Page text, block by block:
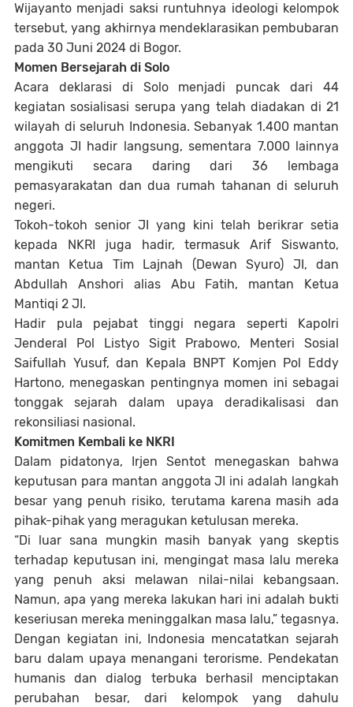
Wijayanto menjadi saksi runtuhnya ideologi kelompok
tersebut, yang akhirnya mendeklarasikan pembubaran
pada 30 Juni 2024 di Bogor.
Momen Bersejarah di Solo
Acara deklarasi di Solo menjadi puncak dari 44
kegiatan sosialisasi serupa yang telah diadakan di 21
wilayah di seluruh Indonesia. Sebanyak 1.400 mantan
anggota JI hadir langsung, sementara 7.000 lainnya
mengikuti secara daring dari 36 lembaga
pemasyarakatan dan dua rumah tahanan di seluruh
negeri.
Tokoh-tokoh senior JI yang kini telah berikrar setia
kepada NKRI juga hadir, termasuk Arif Siswanto,
mantan Ketua Tim Lajnah (Dewan Syuro) JI, dan
Abdullah Anshori alias Abu Fatih, mantan Ketua
Mantiqi 2 JI.
Hadir pula pejabat tinggi negara seperti Kapolri
Jenderal Pol Listyo Sigit Prabowo, Menteri Sosial
Saifullah Yusuf, dan Kepala BNPT Komjen Pol Eddy
Hartono, menegaskan pentingnya momen ini sebagai
tonggak sejarah dalam upaya deradikalisasi dan
rekonsiliasi nasional.
Komitmen Kembali ke NKRI
Dalam pidatonya, Irjen Sentot menegaskan bahwa
keputusan para mantan anggota JI ini adalah langkah
besar yang penuh risiko, terutama karena masih ada
pihak-pihak yang meragukan ketulusan mereka.
“Di luar sana mungkin masih banyak yang skeptis
terhadap keputusan ini, mengingat masa lalu mereka
yang penuh aksi melawan nilai-nilai kebangsaan.
Namun, apa yang mereka lakukan hari ini adalah bukti
keseriusan mereka meninggalkan masa lalu,” tegasnya.
Dengan kegiatan ini, Indonesia mencatatkan sejarah
baru dalam upaya menangani terorisme. Pendekatan
humanis dan dialog terbuka berhasil menciptakan
perubahan besar, dari kelompok yang dahulu